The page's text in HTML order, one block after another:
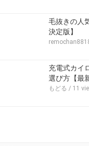
毛抜きの人
決定版】
充電式カイ
選び方【最
もどる / 11